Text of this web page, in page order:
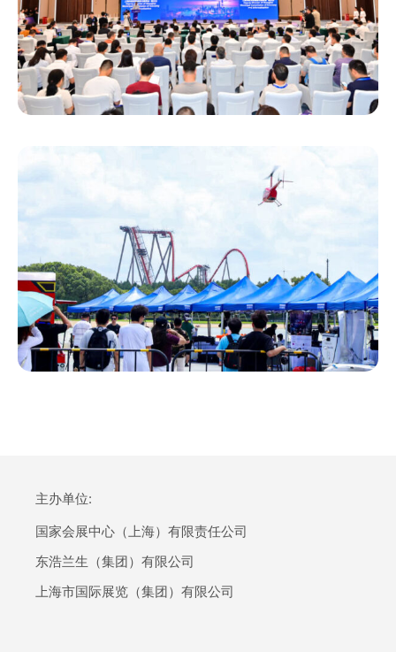
主办单位:
国家会展中心（上海）有限责任公司
东浩兰生（集团）有限公司
上海市国际展览（集团）有限公司